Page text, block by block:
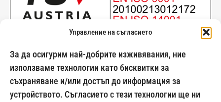
Управление на съгласието
За да осигурим най-добрите изживявания, ние
използваме технологии като бисквитки за
съхраняване и/или достъп до информация за
устройството. Съгласието с тези технологии ще ни
024500269